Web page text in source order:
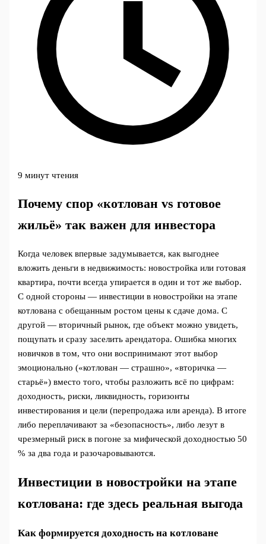
9 минут чтения
Почему спор «котлован vs готовое
жильё» так важен для инвестора
Когда человек впервые задумывается, как выгоднее
вложить деньги в недвижимость: новостройка или готовая
квартира, почти всегда упирается в один и тот же выбор.
С одной стороны — инвестиции в новостройки на этапе
котлована с обещанным ростом цены к сдаче дома. С
другой — вторичный рынок, где объект можно увидеть,
пощупать и сразу заселить арендатора. Ошибка многих
новичков в том, что они воспринимают этот выбор
эмоционально («котлован — страшно», «вторичка —
старьё») вместо того, чтобы разложить всё по цифрам:
доходность, риски, ликвидность, горизонты
инвестирования и цели (перепродажа или аренда). В итоге
либо переплачивают за «безопасность», либо лезут в
чрезмерный риск в погоне за мифической доходностью 50
% за два года и разочаровываются.
Инвестиции в новостройки на этапе
котлована: где здесь реальная выгода
Как формируется доходность на котловане